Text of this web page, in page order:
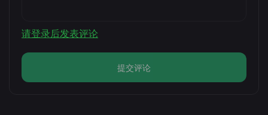
请登录后发表评论
提交评论